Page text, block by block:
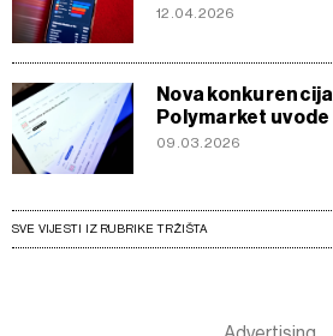
12.04.2026
Nova
Polymarket
09.03.2026
SVE VIJESTI IZ RUBRIKE TRŽIŠTA